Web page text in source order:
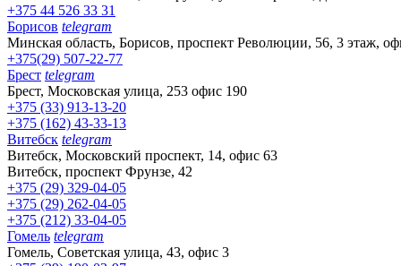
+375 44 526 33 31
Борисов telegram
Минская область, Борисов, проспект Революции, 56, 3 этаж,
+375(29) 507-22-77
Брест telegram
Брест, Московская улица, 253 офис 190
+375 (33) 913-13-20
+375 (162) 43-33-13
Витебск telegram
Витебск, Московский проспект, 14, офис 63
Витебск, проспект Фрунзе, 42
+375 (29) 329-04-05
+375 (29) 262-04-05
+375 (212) 33-04-05
Гомель telegram
Гомель, Советская улица, 43, офис 3